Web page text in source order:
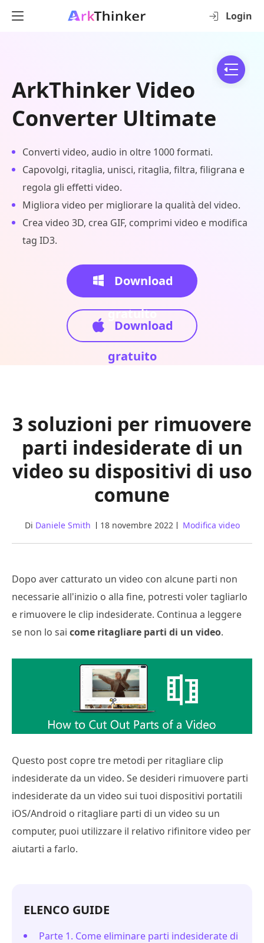
Login
ArkThinker Video
Converter Ultimate
Converti video, audio in oltre 1000 formati.
Capovolgi, ritaglia, unisci, ritaglia, filtra, filigrana e
regola gli effetti video.
Migliora video per migliorare la qualità del video.
Crea video 3D, crea GIF, comprimi video e modifica
tag ID3.
Download
gratuito
Download
gratuito
3 soluzioni per rimuovere
parti indesiderate di un
video su dispositivi di uso
comune
Di Daniele Smith 18 novembre 2022 Modifica video
Dopo aver catturato un video con alcune parti non
necessarie all'inizio o alla fine, potresti voler tagliarlo
e rimuovere le clip indesiderate. Continua a leggere
se non lo sai come ritagliare parti di un video.
Questo post copre tre metodi per ritagliare clip
indesiderate da un video. Se desideri rimuovere parti
indesiderate da un video sui tuoi dispositivi portatili
iOS/Android o ritagliare parti di un video su un
computer, puoi utilizzare il relativo rifinitore video per
aiutarti a farlo.
ELENCO GUIDE
Parte 1. Come eliminare parti indesiderate di